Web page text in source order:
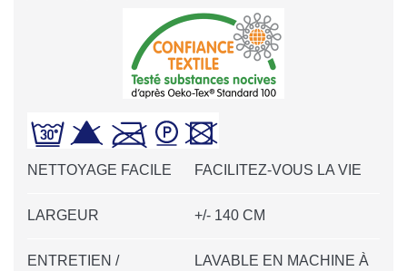
NETTOYAGE FACILE FACILITEZ-VOUS LA VIE
LARGEUR +/- 140 CM
ENTRETIEN /
LAVABLE EN MACHINE À